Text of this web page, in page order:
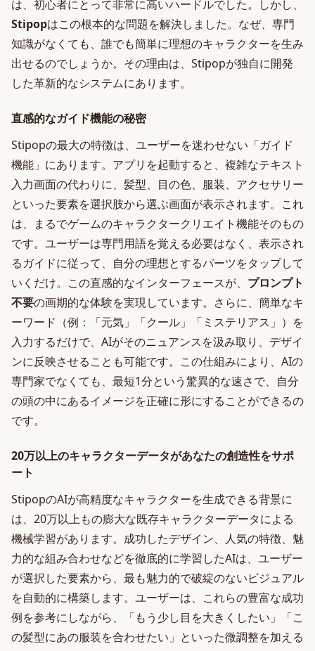
は、初心者にとって非常に高いハードルでした。しかし、
Stipopはこの根本的な問題を解決しました。なぜ、専門
知識がなくても、誰でも簡単に理想のキャラクターを生み
出せるのでしょうか。その理由は、Stipopが独自に開発
した革新的なシステムにあります。
直感的なガイド機能の秘密
Stipopの最大の特徴は、ユーザーを迷わせない「ガイド
機能」にあります。アプリを起動すると、複雑なテキスト
入力画面の代わりに、髪型、目の色、服装、アクセサリー
といった要素を選択肢から選ぶ画面が表示されます。これ
は、まるでゲームのキャラクタークリエイト機能そのもの
です。ユーザーは専門用語を覚える必要はなく、表示され
るガイドに従って、自分の理想とするパーツをタップして
いくだけ。この直感的なインターフェースが、 プロンプト
不要の画期的な体験を実現しています。さらに、簡単なキ
ーワード（例：「元気」「クール」「ミステリアス」）を
入力するだけで、AIがそのニュアンスを汲み取り、デザイ
ンに反映させることも可能です。この仕組みにより、AIの
専門家でなくても、最短1分という驚異的な速さで、自分
の頭の中にあるイメージを正確に形にすることができるの
です。
20万以上のキャラクターデータがあなたの創造性をサポ
ート
StipopのAIが高精度なキャラクターを生成できる背景に
は、20万以上もの膨大な既存キャラクターデータによる
機械学習があります。成功したデザイン、人気の特徴、魅
力的な組み合わせなどを徹底的に学習したAIは、ユーザー
が選択した要素から、最も魅力的で破綻のないビジュアル
を自動的に構築します。ユーザーは、これらの豊富な成功
例を参考にしながら、「もう少し目を大きくしたい」「こ
の髪型にあの服装を合わせたい」といった微調整を加える